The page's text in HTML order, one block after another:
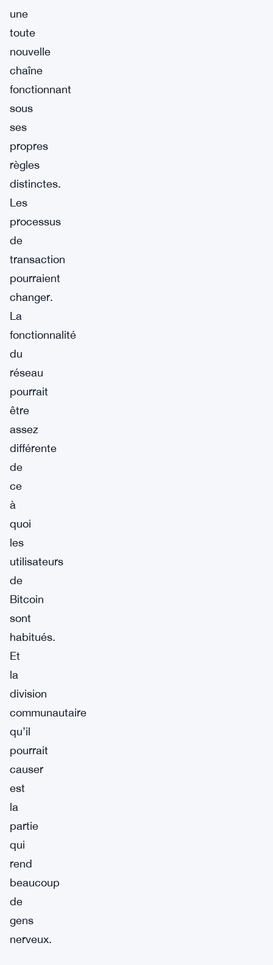
une
toute
nouvelle
chaîne
fonctionnant
sous
ses
propres
règles
distinctes.
Les
processus
de
transaction
pourraient
changer.
La
fonctionnalité
du
réseau
pourrait
être
assez
différente
de
ce
à
quoi
les
utilisateurs
de
Bitcoin
sont
habitués.
Et
la
division
communautaire
qu’il
pourrait
causer
est
la
partie
qui
rend
beaucoup
de
gens
nerveux.